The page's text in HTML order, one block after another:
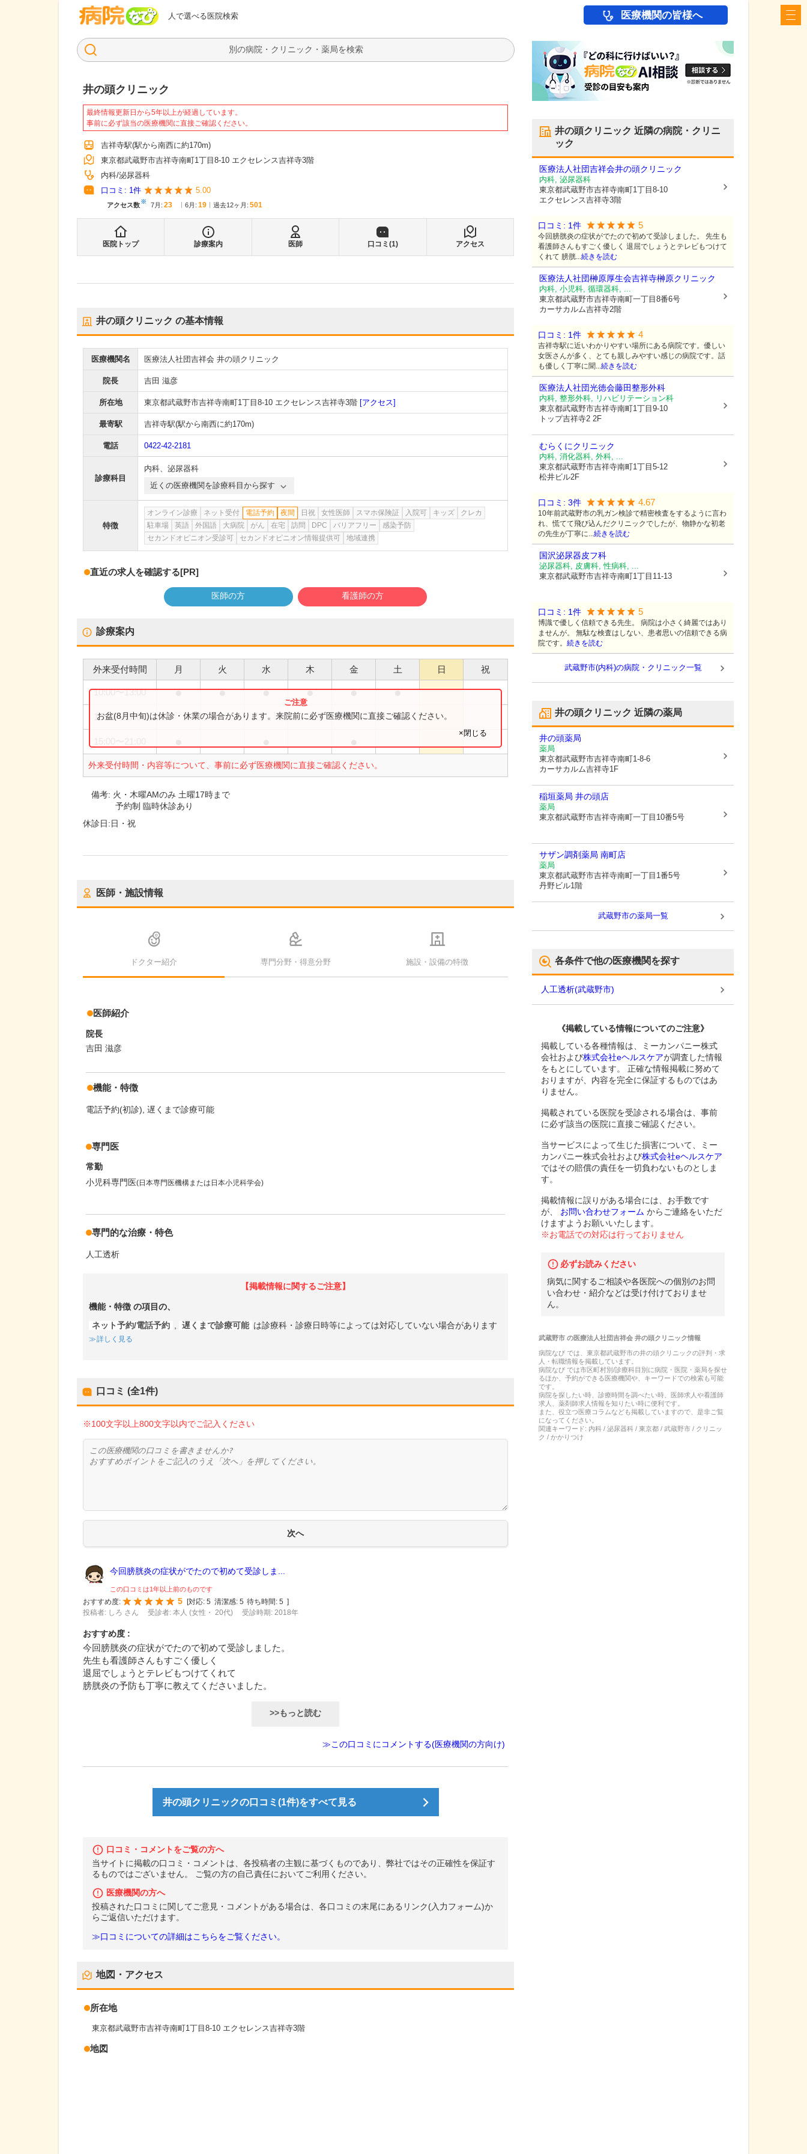
人で選べる医院検索
病院なび 医療機関の皆様へ
検索
井の頭クリニック
最終情報更新日から5年以上が経過しています。
事前に必ず該当の医療機関に直接ご確認ください。
吉祥寺駅(駅から南西に約170m)
東京都武蔵野市吉祥寺南町1丁目8-10 エクセレンス吉祥寺3階
内科 泌尿器科
口コミ: 1件 5.00
アクセス数※ 7月 : 23 6月 : 19 過去12ヶ月: 501
医院トップ 診療案内 医師 口コミ(1) アクセス
井の頭クリニック の基本情報
医療機関名 医療法人社団吉祥会 井の頭クリニック
院長 吉田 滋彦
所在地 東京都武蔵野市吉祥寺南町1丁目8-10 エクセレンス吉祥寺3階 [アクセス]
最寄駅 吉祥寺駅(駅から南西に約170m)
電話 0422-42-2181
診療科目
内科、 泌尿器科
近くの医療機関を診療科目から探す
特徴
オンライン診療 ネット受付 電話予約 夜間 日祝 女性医師 スマホ保険証 入院可 キッズ
クレカ
駐車場
英語 外国語 大病院 がん 在宅 訪問 DPC バリアフリー
感染予防
セカンドオピニオン受診可
セカンドオピニオン情報提供可 地域連携
直近の求人を確認する[PR]
医師の方 看護師の方
診療案内
外来受付時間 月 火 水 木 金 土 日 祝
10:00〜13:00 ● ● ● ● ● ●
15:00〜17:00 ●
外来受付時間・内容等について、事前に必ず医療機関に直接ご確認ください。
お盆(8月中旬)は休診・休業の場合があります。来院前に必ず医療機関に直接ご確認ください。
×閉じる
備考: 火・木曜AMのみ 土曜17時まで
予約制 臨時休診あり
休診日:日・祝
医師・施設情報
ドクター紹介 専門分野・得意分野 施設・設備の特徴
医師紹介
院長
吉田 滋彦
機能・特徴
電話予約(初診) 遅くまで診療可能
専門医
常勤
小児科専門医(日本専門医機構または日本小児科学会)
専門的な治療・特色
人工透析
【掲載情報に関するご注意】
機能・特徴 の項目の、
ネット予約/電話予約 , 遅くまで診療可能 は診療科・診療日時等によっては対応していない場合があります
詳しく見る
口コミ (全1件)
※100文字以上800文字以内でご記入ください
今回膀胱炎の症状がでたので初めて受診しま...
この口コミは1年以上前のものです
おすすめ度:
5 [対応: 5 清潔感: 5 待ち時間: 5 ]
投稿者: しろ さん
受診者: 本人 (女性・ 20代) 受診時期: 2018年
おすすめ度 :
今回膀胱炎の症状がでたので初めて受診しました。
先生も看護師さんもすごく優しく
退屈でしょうとテレビもつけてくれて
膀胱炎の予防も丁寧に教えてくださいました。
>>もっと読む
≫この口コミにコメントする(医療機関の方向け)
井の頭クリニックの口コミ(1件)をすべて見る
口コミ・コメントをご覧の方へ
当サイトに掲載の口コミ・コメントは、各投稿者の主観に基づくものであり、弊社ではその正確性を保証す
るものではございません。 ご覧の方の自己責任においてご利用ください。
医療機関の方へ
投稿された口コミに関してご意見・コメントがある場合は、各口コミの末尾にあるリンク(入力フォーム)か
らご返信いただけます。
≫口コミについての詳細はこちらをご覧ください。
地図・アクセス
所在地
東京都武蔵野市吉祥寺南町1丁目8-10 エクセレンス吉祥寺3階
地図
井の頭クリニック 近隣の病院・クリニ
ック
医療法人社団吉祥会井の頭クリニック
内科, 泌尿器科
東京都武蔵野市吉祥寺南町1丁目8-10
エクセレンス吉祥寺3階
口コミ: 1件 5
今回膀胱炎の症状がでたので初めて受診しました。 先生も
看護師さんもすごく優しく 退屈でしょうとテレビもつけて
くれて 膀胱...続きを読む
医療法人社団榊原厚生会吉祥寺榊原クリニック
内科, 小児科, 循環器科, ...
東京都武蔵野市吉祥寺南町一丁目8番6号
カーサカルム吉祥寺2階
口コミ: 1件 4
吉祥寺駅に近いわかりやすい場所にある病院です。優しい
女医さんが多く、とても親しみやすい感じの病院です。話
も優しく丁寧に聞...続きを読む
医療法人社団光徳会藤田整形外科
内科, 整形外科, リハビリテーション科
東京都武蔵野市吉祥寺南町1丁目9-10
トップ吉祥寺2 2F
むらくにクリニック
内科, 消化器科, 外科, ...
東京都武蔵野市吉祥寺南町1丁目5-12
松井ビル2F
口コミ: 3件 4.67
10年前武蔵野市の乳ガン検診で精密検査をするように言わ
れ、慌てて飛び込んだクリニックでしたが、物静かな初老
の先生が丁寧に...続きを読む
国沢泌尿器皮フ科
泌尿器科, 皮膚科, 性病科, ...
東京都武蔵野市吉祥寺南町1丁目11-13
口コミ: 1件 5
博識で優しく信頼できる先生。 病院は小さく綺麗ではあり
ませんが。 無駄な検査はしない、患者思いの信頼できる病
院です。 続きを読む
武蔵野市(内科)の病院・クリニック一覧
井の頭クリニック 近隣の薬局
井の頭薬局
薬局
東京都武蔵野市吉祥寺南町1-8-6
カーサカルム吉祥寺1F
稲垣薬局 井の頭店
薬局
東京都武蔵野市吉祥寺南町一丁目10番5号
サザン調剤薬局 南町店
薬局
東京都武蔵野市吉祥寺南町一丁目1番5号
丹野ビル1階
武蔵野市の薬局一覧
各条件で他の医療機関を探す
人工透析(武蔵野市)
《掲載している情報についてのご注意》
掲載している各種情報は、ミーカンパニー株式
会社および株式会社eヘルスケアが調査した情報
をもとにしています。 正確な情報掲載に努めて
おりますが、内容を完全に保証するものではあ
りません。
掲載されている医院を受診される場合は、事前
に必ず該当の医院に直接ご確認ください。
当サービスによって生じた損害について、ミー
カンパニー株式会社および株式会社eヘルスケア
ではその賠償の責任を一切負わないものとしま
す。
掲載情報に誤りがある場合には、お手数です
が、
お問い合わせフォーム からご連絡をいただ
けますようお願いいたします。
※お電話での対応は行っておりません
必ずお読みください
病気に関するご相談や各医院への個別のお問
い合わせ・紹介などは受け付けておりませ
ん。
武蔵野市の医療法人社団吉祥会 井の頭クリニック情報
病院なび では、 東京都武蔵野市の井の頭クリニックの評判・求
人・転職情報を掲載しています。
病院なび では市区町村別/診療科目別に病院・医院・薬局を探せ
るほか、予約ができる医療機関や、キーワードでの検索も可能
です。
病院を探したい時、診療時間を調べたい時、医師求人や看護師
求人、薬剤師求人情報を知りたい時に便利です。
また、役立つ医療コラムなども掲載していますので、是非ご覧
になってください。
関連キーワード: 内科 / 泌尿器科 / 東京都 / 武蔵野市 / クリニッ
ク / かかりつけ